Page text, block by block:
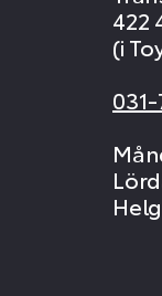
422
(i